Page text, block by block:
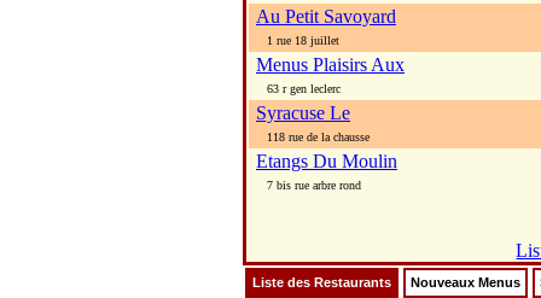
Au Petit Savoyard
1 rue 18 juillet
Menus Plaisirs Aux
63 r gen leclerc
Syracuse Le
118 rue de la chausse
Etangs Du Moulin
7 bis rue arbre rond
Liste des Restaurants Nouveaux Menus